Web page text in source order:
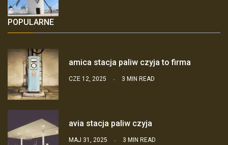
POPULARNE
amica stacja paliw czyja to firma
CZE 12, 2025 3 MIN READ
avia stacja paliw czyja
MAJ 31, 2025 3 MIN READ